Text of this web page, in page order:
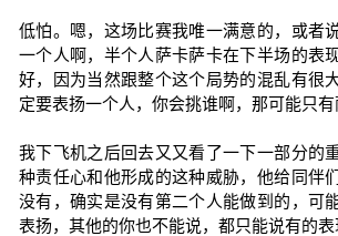
低怕。嗯，这场比赛我唯一满意的，或者
一个人啊，半个人萨卡萨卡在下半场的表
好，因为当然跟整个这个局势的混乱有很
定要表扬一个人，你会挑谁啊，那可能只有
我下飞机之后回去又又看了一下一部分的
种责任心和他形成的这种威胁，他给同伴
没有，确实是没有第二个人能做到的，可
表扬，其他的你也不能说，都只能说有的表